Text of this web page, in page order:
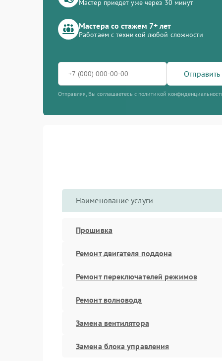
Мастер приедет уже через 30 минут
Мастера со стажем 7+ лет
Работаем с техникой любой сложности
Отправить
Отправляя, Вы соглашаетесь с политикой
Наименование услуги
Прошивка
Ремонт двигателя поддона
Ремонт переключателей режимов
Ремонт волновода
Замена вентилятора
Замена блока управления